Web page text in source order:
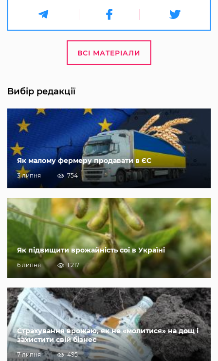
ВСІ МАТЕРІАЛИ
Вибір редакції
Як малому фермеру продавати в ЄС
3 липня 754
Як підвищити врожайність сої в Україні
6 липня 1 217
Страхування врожаю, як не «молитися» на дощ і
захистити свій бізнес
7 липня 495